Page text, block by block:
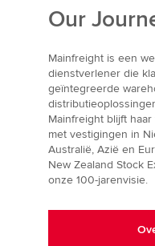
Our
Mainfreight is een
dienstverlener die
geïntegreerde
Mainfreight blijft
met vestigingen in
Australië, Azië en
New Zealand Stock
onze 100-jarenvisie.